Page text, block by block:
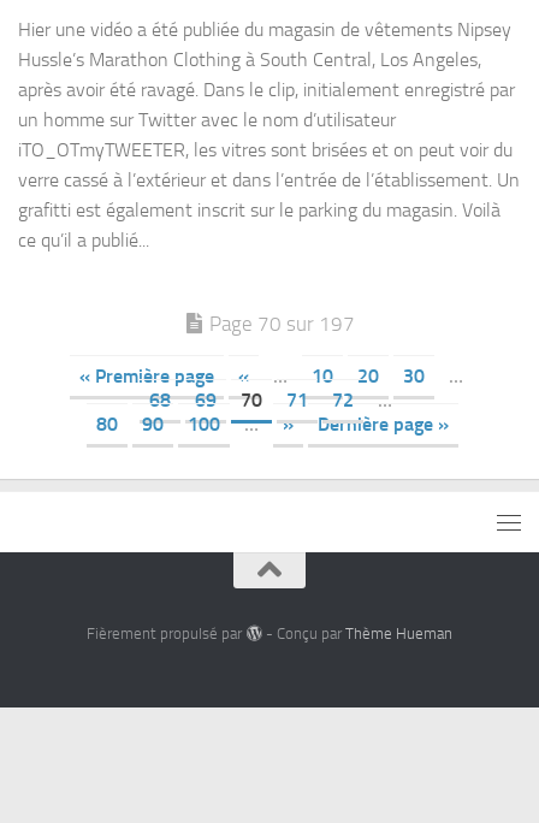
Hier une vidéo a été publiée du magasin de vêtements Nipsey
Hussle’s Marathon Clothing à South Central, Los Angeles,
après avoir été ravagé. Dans le clip, initialement enregistré par
un homme sur Twitter avec le nom d’utilisateur
iTO_OTmyTWEETER, les vitres sont brisées et on peut voir du
verre cassé à l’extérieur et dans l’entrée de l’établissement. Un
grafitti est également inscrit sur le parking du magasin. Voilà
ce qu’il a publié...
Page 70 sur 197
« Première page « … 10 20 30
…
68
69 70 71 72
…
80
90 100 … » Dernière page »
Fièrement propulsé par - Conçu par Thème Hueman